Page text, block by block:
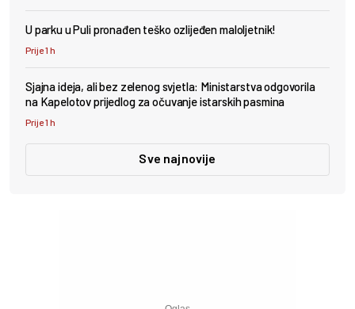
U parku u Puli pronađen teško ozlijeđen maloljetnik!
Prije 1 h
Sjajna ideja, ali bez zelenog svjetla: Ministarstva odgovorila
na Kapelotov prijedlog za očuvanje istarskih pasmina
Prije 1 h
Sve najnovije